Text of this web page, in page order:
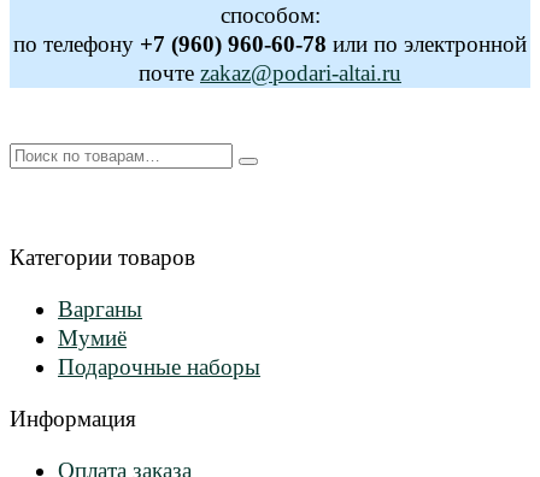
способом:
по телефону +7 (960) 960-60-78 или по электронной
почте zakaz@podari-altai.ru
Искать:
Категории товаров
Варганы
Мумиё
Подарочные наборы
Информация
Оплата заказа